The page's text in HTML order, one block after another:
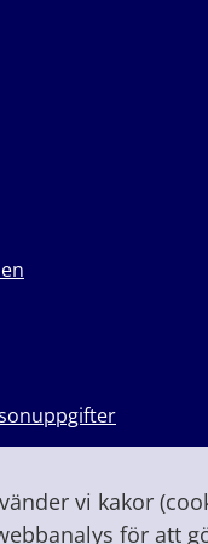
vi kakor
för att
relation?
krig